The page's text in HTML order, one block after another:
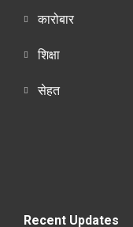
कारोबार
शिक्षा
सेहत
Recent Updates